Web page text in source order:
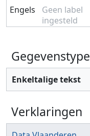
Engels
Geen label
ingesteld
Gegevenstype
Enkeltalige tekst
Verklaringen